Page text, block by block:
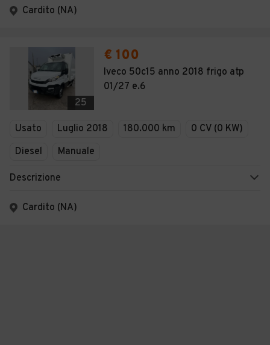
Cardito (NA)
25
€ 100
Iveco 50c15 anno 2018 frigo atp
01/27 e.6
Usato Luglio 2018 180.000 km
0 CV (0 KW)
Diesel
Manuale
Descrizione
Cardito (NA)